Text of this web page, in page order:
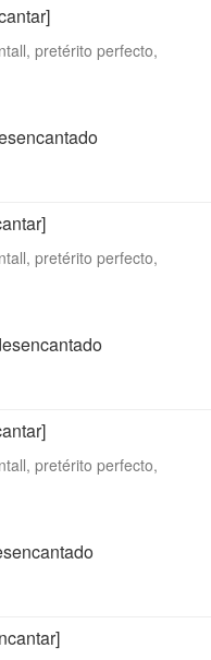
pretérito perfecto,
pretérito perfecto,
pretérito perfecto,